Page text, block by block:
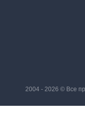
2004 - 2026 © Все